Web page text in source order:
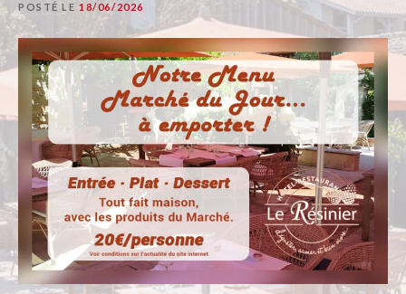
POSTÉ LE 18/06/2026